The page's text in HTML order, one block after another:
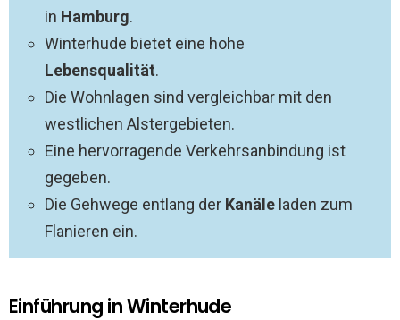
in Hamburg.
Winterhude bietet eine hohe
Lebensqualität.
Die Wohnlagen sind vergleichbar mit den
westlichen Alstergebieten.
Eine hervorragende Verkehrsanbindung ist
gegeben.
Die Gehwege entlang der Kanäle laden zum
Flanieren ein.
Einführung in Winterhude